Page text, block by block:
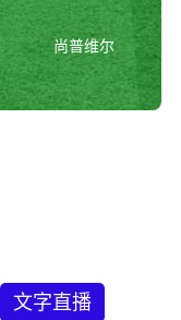
尚普维尔
文字直播